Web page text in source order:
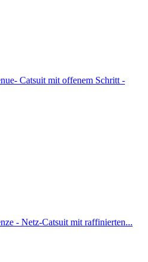
Catsuit mit offenem Schritt -
- Netz-Catsuit mit raffinierten...